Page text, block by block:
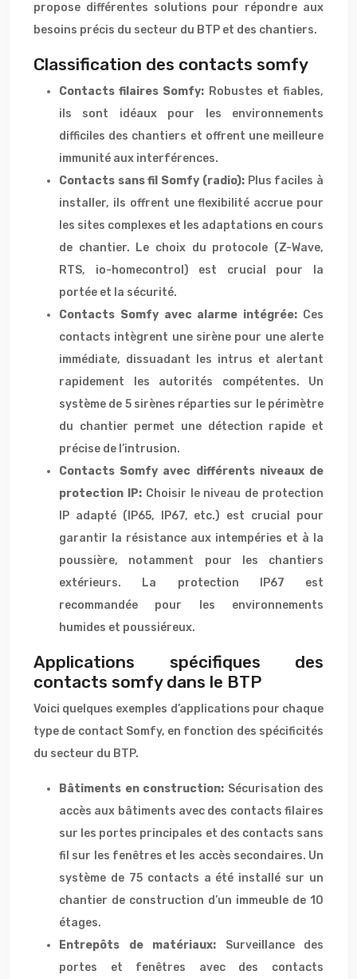
propose différentes solutions pour répondre aux
besoins précis du secteur du BTP et des chantiers.
Classification des contacts somfy
Contacts filaires Somfy: Robustes et fiables,
ils sont idéaux pour les environnements
difficiles des chantiers et offrent une meilleure
immunité aux interférences.
Contacts sans fil Somfy (radio): Plus faciles à
installer, ils offrent une flexibilité accrue pour
les sites complexes et les adaptations en cours
de chantier. Le choix du protocole (Z-Wave,
RTS, io-homecontrol) est crucial pour la
portée et la sécurité.
Contacts Somfy avec alarme intégrée: Ces
contacts intègrent une sirène pour une alerte
immédiate, dissuadant les intrus et alertant
rapidement les autorités compétentes. Un
système de 5 sirènes réparties sur le périmètre
du chantier permet une détection rapide et
précise de l’intrusion.
Contacts Somfy avec différents niveaux de
protection IP: Choisir le niveau de protection
IP adapté (IP65, IP67, etc.) est crucial pour
garantir la résistance aux intempéries et à la
poussière, notamment pour les chantiers
extérieurs. La protection IP67 est
recommandée pour les environnements
humides et poussiéreux.
Applications spécifiques des
contacts somfy dans le BTP
Voici quelques exemples d’applications pour chaque
type de contact Somfy, en fonction des spécificités
du secteur du BTP.
Bâtiments en construction: Sécurisation des
accès aux bâtiments avec des contacts filaires
sur les portes principales et des contacts sans
fil sur les fenêtres et les accès secondaires. Un
système de 75 contacts a été installé sur un
chantier de construction d’un immeuble de 10
étages.
Entrepôts de matériaux: Surveillance des
portes et fenêtres avec des contacts